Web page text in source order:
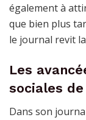
également à
que bien plus
le journal revit
Les
sociales de
Dans son